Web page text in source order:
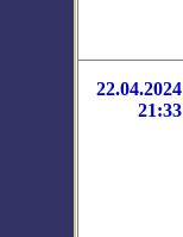
22.04.2024
21:33